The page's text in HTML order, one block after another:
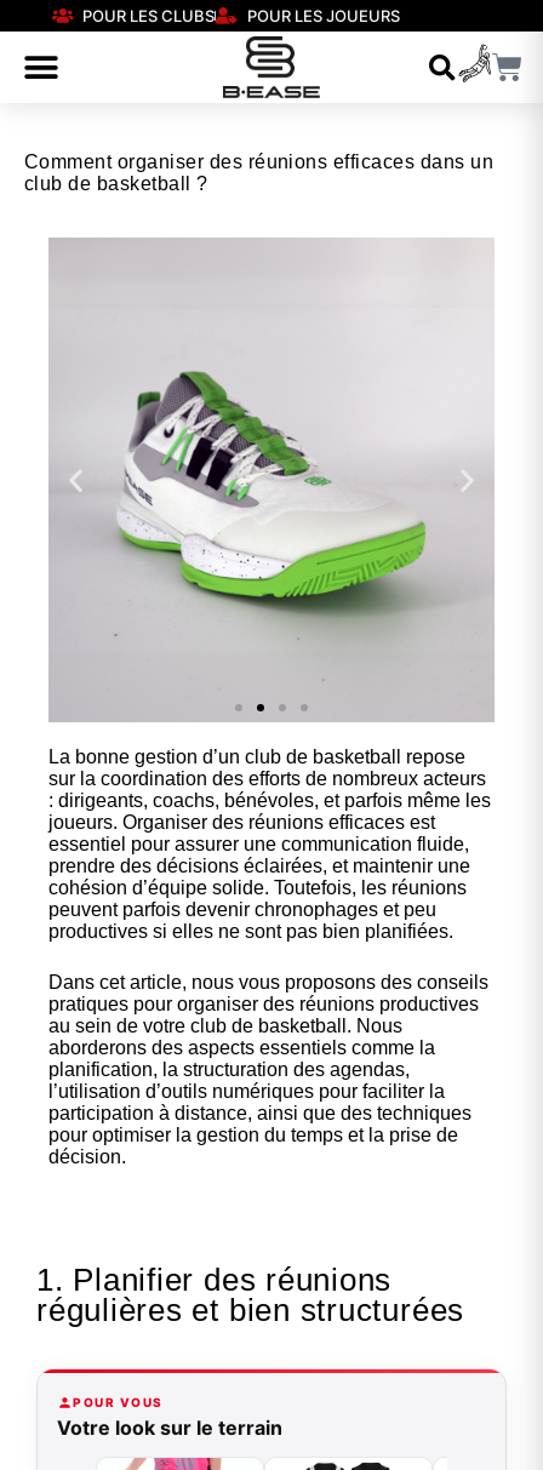
POUR LES CLUBS POUR LES JOUEURS
Comment organiser des réunions efficaces dans un
club de basketball ?
Nos
chaussures
Confort et performance à
prix accessible.
La bonne gestion d’un club de basketball repose
sur la coordination des efforts de nombreux acteurs
: dirigeants, coachs, bénévoles, et parfois même les
joueurs. Organiser des réunions efficaces est
essentiel pour assurer une communication fluide,
prendre des décisions éclairées, et maintenir une
cohésion d’équipe solide. Toutefois, les réunions
peuvent parfois devenir chronophages et peu
productives si elles ne sont pas bien planifiées.
Dans cet article, nous vous proposons des conseils
pratiques pour organiser des réunions productives
au sein de votre club de basketball. Nous
aborderons des aspects essentiels comme la
planification, la structuration des agendas,
l’utilisation d’outils numériques pour faciliter la
participation à distance, ainsi que des techniques
pour optimiser la gestion du temps et la prise de
décision.
1. Planifier des réunions
régulières et bien structurées
POUR VOUS
Votre look sur le terrain